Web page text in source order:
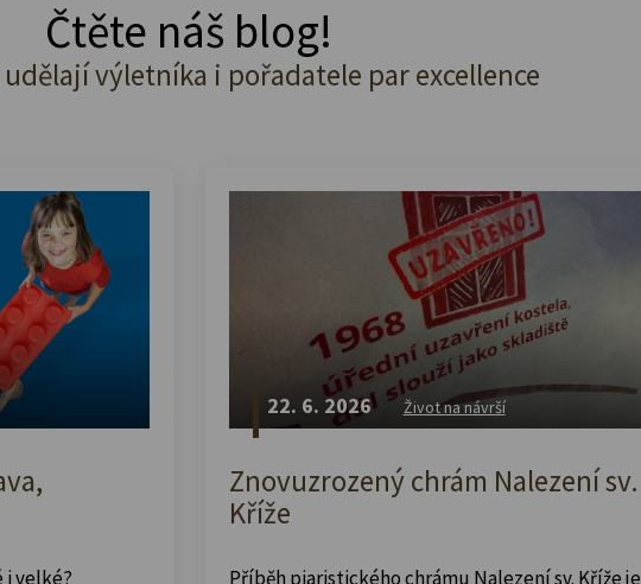
Čtěte náš blog!
udělají výletníka i pořadatele par excellence
velké?
22. 6. 2026 Život na návrší
Znovuzrozený chrám Nalezení sv.
Kříže
Příběh piaristického chrámu Nalezení sv. Kříže je